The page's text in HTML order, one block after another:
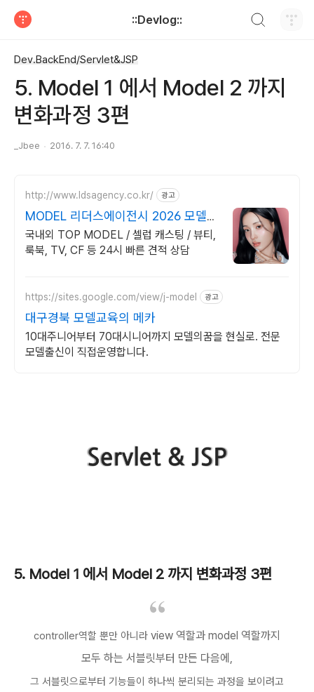
::Devlog::
Dev.BackEnd/Servlet&JSP
5. Model 1 에서 Model 2 까지
변화과정 3편
_Jbee 2016. 7. 7. 16:40
http://www.ldsagency.co.kr/ 광고
MODEL 리더스에이전시 2026 모델리
스트 무상제공
국내외 TOP MODEL / 셀럽 캐스팅 / 뷰티,
룩북, TV, CF 등 24시 빠른 견적 상담
https://sites.google.com/view/j-model 광고
대구경북 모델교육의 메카
10대주니어부터 70대시니어까지 모델의꿈을 현실로. 전문
모델출신이 직접운영합니다.
5. Model 1 에서 Model 2 까지 변화과정 3편
controller역할 뿐만 아니라 view 역할과 model 역할까지
모두 하는 서블릿부터 만든 다음에,
그 서블릿으로부터 기능들이 하나씩 분리되는 과정을 보이려고